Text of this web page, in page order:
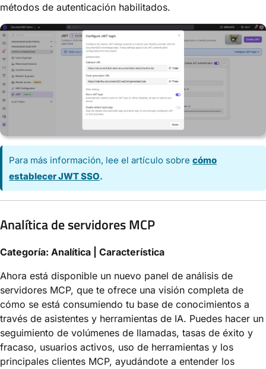
métodos de autenticación habilitados.
Para más información, lee el artículo sobrecómo
establecer JWT SSO.
Analítica de servidores MCP
Categoría: Analítica | Característica
Ahora está disponible un nuevo panel de análisis de
servidores MCP, que te ofrece una visión completa de
cómo se está consumiendo tu base de conocimientos a
través de asistentes y herramientas de IA. Puedes hacer un
seguimiento de volúmenes de llamadas, tasas de éxito y
fracaso, usuarios activos, uso de herramientas y los
principales clientes MCP, ayudándote a entender los